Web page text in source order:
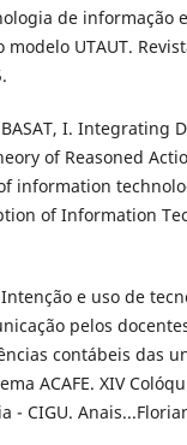
de informação
UTAUT.
I. Integrating
of Reasoned
information
of Information
Intenção e uso de
pelos
contábeis das
ACAFE. XIV
- CIGU.